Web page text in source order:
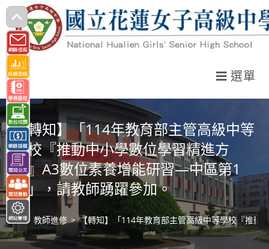
跳
轉
至
主
要
內
容
選單
【轉知】「114年教育部主管高級中等
學校『推動中小學數位學習精進方
案』A3數位素養增能研習—中區第1
場」，請教師踴躍參加。
> 教師進修 > 【轉知】「114年教育部主管高級中等學校『推